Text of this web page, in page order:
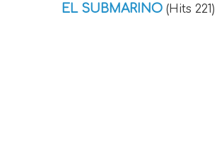
EL SUBMARINO (Hits 221)